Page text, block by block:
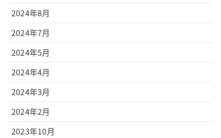
2024年8月
2024年7月
2024年5月
2024年4月
2024年3月
2024年2月
2023年10月